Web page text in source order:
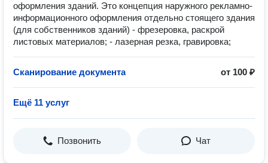
оформления зданий. Это концепция наружного рекламно-
информационного оформления отдельно стоящего здания
(для собственников зданий) - фрезеровка, раскрой
листовых материалов; - лазерная резка, гравировка;
Сканирование документа от 100 ₽
Ещё 11 услуг
Позвонить Чат